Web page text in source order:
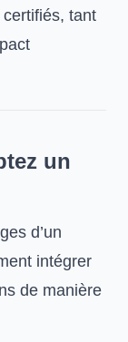
certifiés, tant
un
d’un
intégrer
de manière